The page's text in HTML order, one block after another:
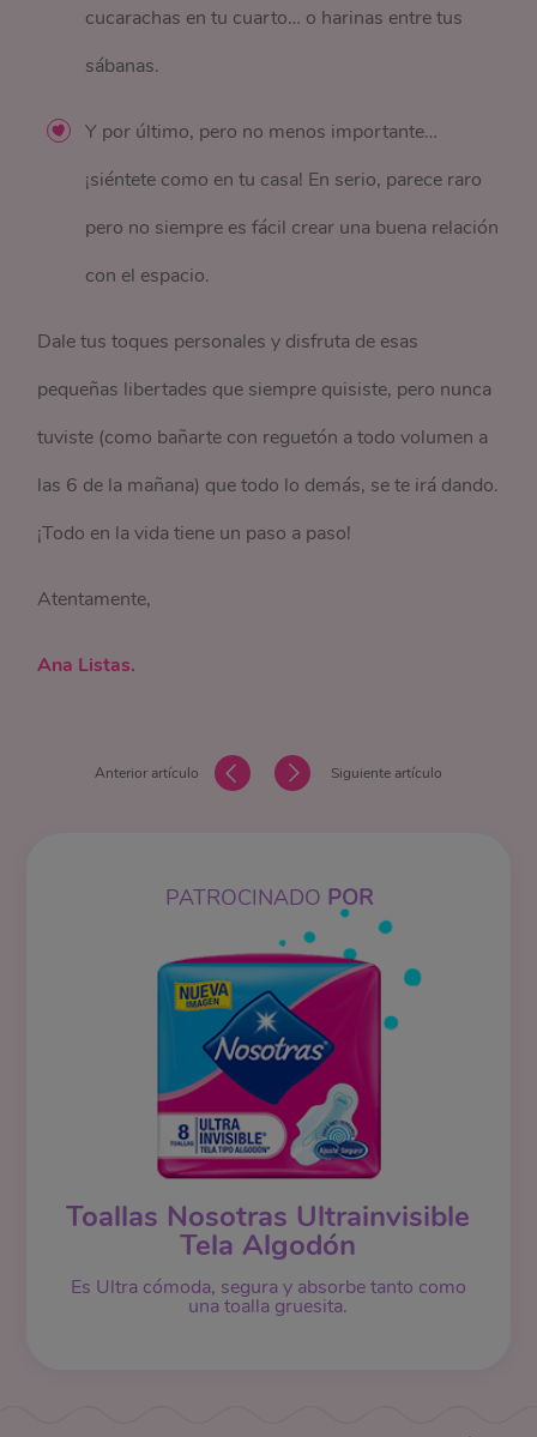
cucarachas en tu cuarto… o harinas entre tus
sábanas.
Y por último, pero no menos importante…
¡siéntete como en tu casa! En serio, parece raro
pero no siempre es fácil crear una buena relación
con el espacio.
Dale tus toques personales y disfruta de esas
pequeñas libertades que siempre quisiste, pero nunca
tuviste (como bañarte con reguetón a todo volumen a
las 6 de la mañana) que todo lo demás, se te irá dando.
¡Todo en la vida tiene un paso a paso!
Atentamente,
Ana Listas.
Anterior artículo Siguiente artículo
PATROCINADO POR
Toallas Nosotras Ultrainvisible
Tela Algodón
Es Ultra cómoda, segura y absorbe tanto como
una toalla gruesita.